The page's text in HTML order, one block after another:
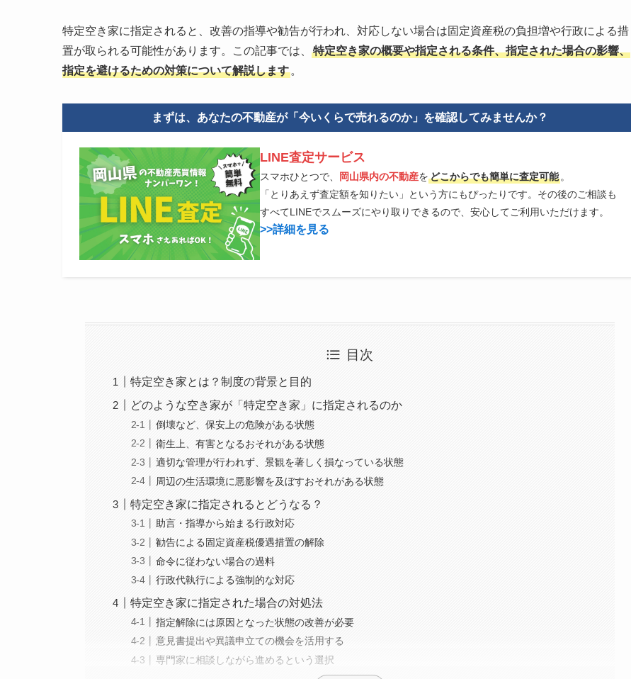
特定空き家に指定されると、改善の指導や勧告が行われ、対応しない場合は固定資産税の負担増や行政による措
置が取られる可能性があります。この記事では、
特定空き家の概要や指定される条件、指定された場合の影響、
指定を避けるための対策について解説します 。
まずは、あなたの不動産が「今いくらで売れるのか」を確認してみませんか？
LINE査定サービス
スマホひとつで、 岡山県内の不動産をどこからでも簡単に査定可能。
「とりあえず査定額を知りたい」という方にもぴったりです。その後のご相談も
すべてLINEでスムーズにやり取りできるので、安心してご利用いただけます。
>>詳細を見る
目次
特定空き家とは？制度の背景と目的
どのような空き家が「特定空き家」に指定されるのか
倒壊など、保安上の危険がある状態
衛生上、有害となるおそれがある状態
適切な管理が行われず、景観を著しく損なっている状態
周辺の生活環境に悪影響を及ぼすおそれがある状態
特定空き家に指定されるとどうなる？
助言・指導から始まる行政対応
勧告による固定資産税優遇措置の解除
命令に従わない場合の過料
行政代執行による強制的な対応
特定空き家に指定された場合の対処法
指定解除には原因となった状態の改善が必要
意見書提出や異議申立ての機会を活用する
専門家に相談しながら進めるという選択